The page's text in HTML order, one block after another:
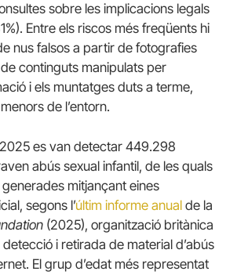
sobre les implicacions legals
Entre els riscos més freqüents hi
nus falsos a partir de fotografies
continguts manipulats per
i els muntatges duts a terme,
de l’entorn.
es van detectar 449.298
abús sexual infantil, de les quals
mitjançant eines
segons l’últim informe anual de la
(2025), organització britànica
i retirada de material d’abús
El grup d’edat més representat